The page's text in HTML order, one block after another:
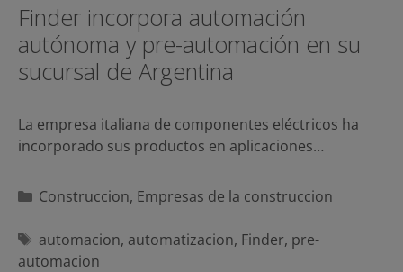
Finder incorpora automación
autónoma y pre-automación en su
sucursal de Argentina
La empresa italiana de componentes eléctricos ha
incorporado sus productos en aplicaciones…
Categorías
Construccion, Empresas de la construccion
Etiquetas
automacion, automatizacion, Finder, pre-
automacion